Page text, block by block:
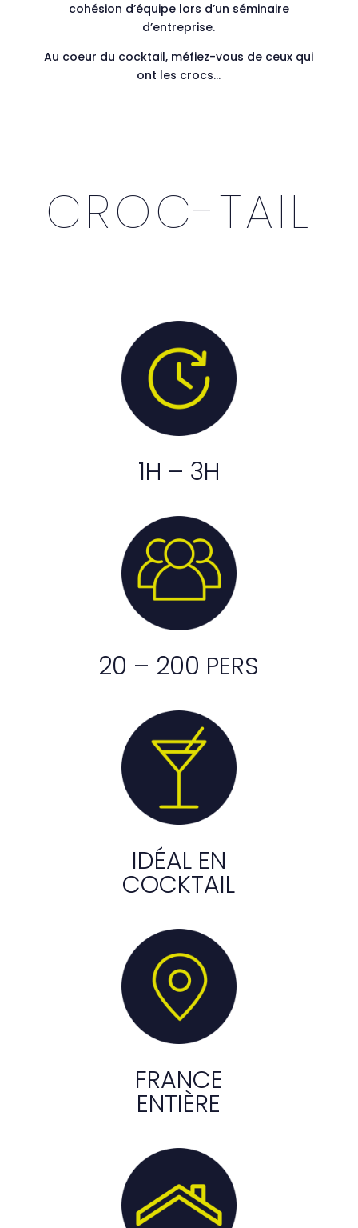
cohésion d’équipe lors d’un séminaire
d’entreprise.
Au coeur du cocktail, méfiez-vous de ceux qui
ont les crocs…
CROC-TAIL
1H – 3H
20 – 200 PERS
IDÉAL EN
COCKTAIL
FRANCE
ENTIÈRE